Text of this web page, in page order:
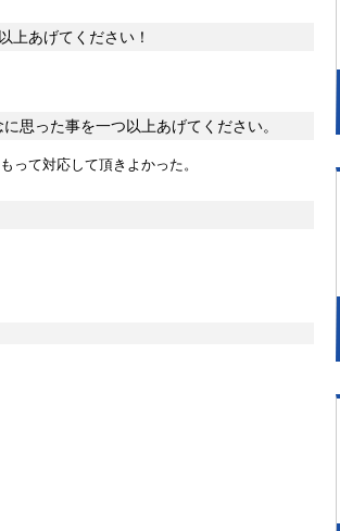
上あげてください！
思った事を一つ以上あげてください。
って対応して頂きよかった。